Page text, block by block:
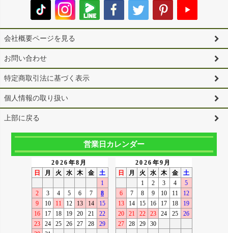
会社概要ページを見る
お問い合わせ
特定商取引法に基づく表示
個人情報の取り扱い
上部に戻る
営業日カレンダー